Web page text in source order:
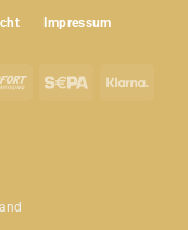
Impressum
Sofort Sepa